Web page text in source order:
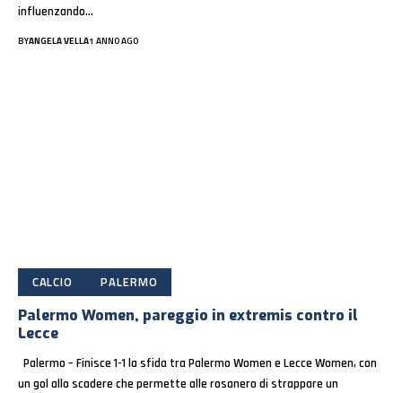
influenzando…
BYANGELA VELLA1 ANNO AGO
CALCIO PALERMO
Palermo Women, pareggio in extremis contro il
Lecce
Palermo – Finisce 1-1 la sfida tra Palermo Women e Lecce Women, con
un gol allo scadere che permette alle rosanero di strappare un